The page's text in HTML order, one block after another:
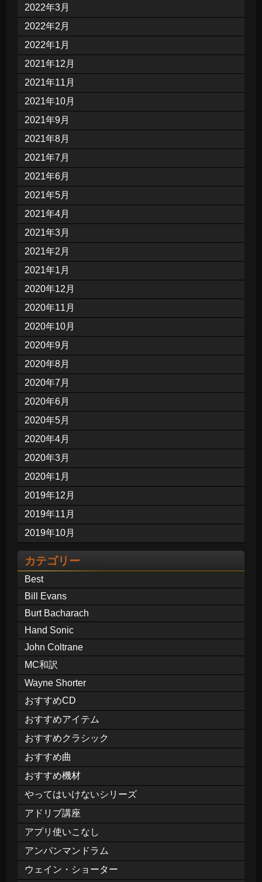
2022年3月
2022年2月
2022年1月
2021年12月
2021年11月
2021年10月
2021年9月
2021年8月
2021年7月
2021年6月
2021年5月
2021年4月
2021年3月
2021年2月
2021年1月
2020年12月
2020年11月
2020年10月
2020年9月
2020年8月
2020年7月
2020年6月
2020年5月
2020年4月
2020年3月
2020年1月
2019年12月
2019年11月
2019年10月
カテゴリー
Best
Bill Evans
Burt Bacharach
Hand Sonic
John Coltrane
MC和訳
Wayne Shorter
おすすめCD
おすすめアイテム
おすすめクラシック
おすすめ曲
おすすめ機材
やってはいけないシリーズ
アドリブ講座
アプリ使いこなし
アンパンマンドラム
ウェイン・ショーター